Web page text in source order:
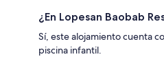
¿En Lopesan Baobab
Sí, este alojamiento cuenta
piscina infantil.